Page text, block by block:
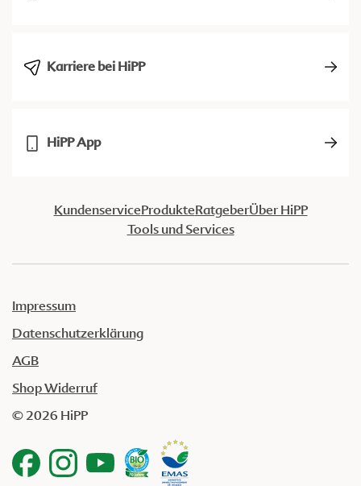
Karriere bei HiPP
HiPP App
KundenserviceProdukteRatgeberÜber HiPP
Tools und Services
Impressum
Datenschutzerklärung
AGB
Shop Widerruf
© 2026 HiPP